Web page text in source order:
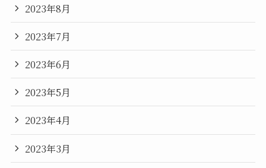
2023年8月
2023年7月
2023年6月
2023年5月
2023年4月
2023年3月